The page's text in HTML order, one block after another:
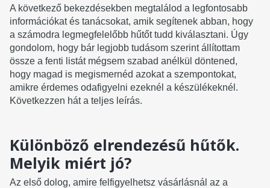
A következő bekezdésekben megtalálod a legfontosabb
információkat és tanácsokat, amik segítenek abban, hogy
a számodra legmegfelelőbb hűtőt tudd kiválasztani. Úgy
gondolom, hogy bár legjobb tudásom szerint állítottam
össze a fenti listát mégsem szabad anélkül döntened,
hogy magad is megismernéd azokat a szempontokat,
amikre érdemes odafigyelni ezeknél a készülékeknél.
Következzen hát a teljes leírás.
Különböző elrendezésű hűtők.
Melyik miért jó?
Az első dolog, amire felfigyelhetsz vásárlásnál az a